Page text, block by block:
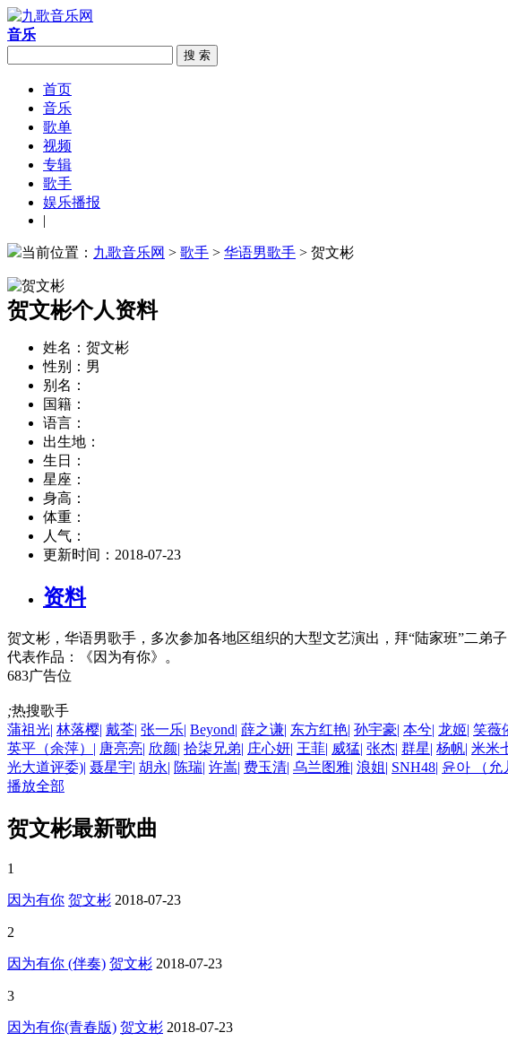
音乐
搜 索
首页
音乐
歌单
视频
专辑
歌手
娱乐播报
|
当前位置： 九歌音乐网 > 歌手 > 华语男歌手 > 贺文彬
贺文彬个人资料
姓名： 贺文彬
性别： 男
别名：
国籍：
语言：
出生地：
生日：
星座：
身高：
体重：
人气：
更新时间： 2018-07-23
资料
贺文彬，华语男歌手，多次参加各地区组织的大型文艺演出，拜“陆家班”二弟
代表作品：《因为有你》。
683广告位
;热搜歌手
蒲祖光| 林落樱| 戴荃| 张一乐| Beyond| 薛之谦| 东方红艳| 孙宇豪| 本兮| 龙姬| 笑薇
英平（余萍） | 唐亮亮| 欣颜| 拾柒兄弟| 庄心妍| 王菲| 威猛| 张杰| 群星| 杨帆| 米米
光大道评委)| 聂星宇| 胡永| 陈瑞| 许嵩| 费玉清| 乌兰图雅| 浪姐| SNH48| 윤아 （允
播放全部
贺文彬最新歌曲
1
因为有你 贺文彬 2018-07-23
2
因为有你 (伴奏) 贺文彬 2018-07-23
3
因为有你(青春版) 贺文彬 2018-07-23